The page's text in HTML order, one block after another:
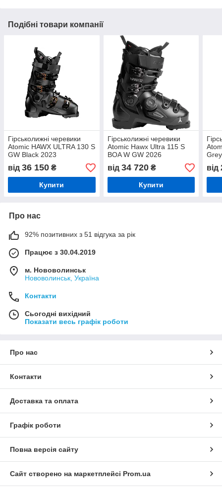
Подібні товари компанії
Гірськолижні черевики
Atomic HAWX ULTRA 130 S
GW Black 2023
від 36 150 ₴
Купити
Гірськолижні черевики
Atomic Hawx Ultra 115 S
BOA W GW 2026
від 34 720₴
Купити
від
Про нас
92% позитивних з 51 відгука за рік
Працює з 30.04.2019
м. Нововолинськ
Нововолинськ, Україна
Контакти
Сьогодні вихідний
Показати весь графік роботи
Про нас
Контакти
Доставка та оплата
Графік роботи
Повна версія сайту
Сайт створено на маркетплейсі Prom.ua